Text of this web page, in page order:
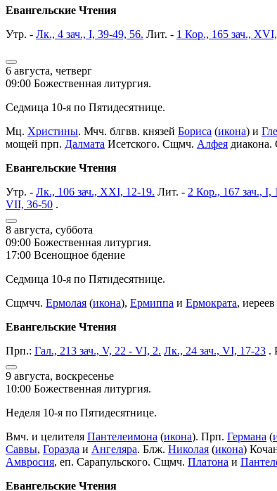
Евангельские Чтения
Утр. - Лк., 4 зач., I, 39-49, 56. Лит. - 1 Кор., 165 зач.,
6 августа, четверг
09:00 Божественная литургия.
Седмица 10-я по Пятидесятнице.
Мц. Христины. Мчч. блгвв. князей Бориса (икона) и
мощей прп. Далмата Исетского. Сщмч. Алфея диакона.
Евангельские Чтения
Утр. - Лк., 106 зач., XXI, 12-19. Лит. - 2 Кор., 167 зач., I,
VII, 36-50 .
8 августа, суббота
09:00 Божественная литургия.
17:00 Всенощное бдение
Седмица 10-я по Пятидесятнице.
Сщмчч. Ермолая (икона), Ермиппа и Ермократа,
Евангельские Чтения
Прп.: Гал., 213 зач., V, 22 - VI, 2. Лк., 24 зач., VI, 17-23 .
9 августа, воскресенье
10:00 Божественная литургия.
Неделя 10-я по Пятидесятнице.
Вмч. и целителя Пантелеимона (икона). Прп. Германа (
Саввы, Горазда и Ангеляра. Блж. Николая (икона)
Амвросия, еп. Сарапульского. Сщмч. Платона и
Евангельские Чтения